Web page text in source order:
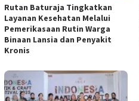
Rutan Baturaja Tingkatkan
Layanan Kesehatan Melalui
Pemerikasaan Rutin Warga
Binaan Lansia dan Penyakit
Kronis